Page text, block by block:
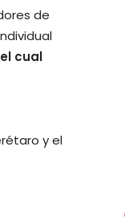
de
cual
y el